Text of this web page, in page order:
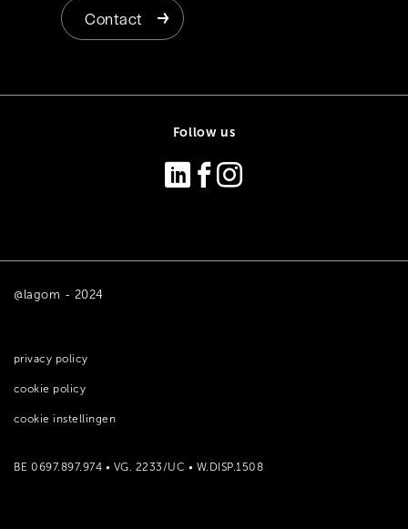
Contact
Follow us
@lagom - 2024
privacy policy
cookie policy
cookie instellingen
BE 0697.897.974 • VG. 2233/UC • W.DISP.1508